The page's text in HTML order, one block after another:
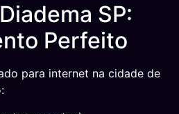
SP:
Perfeito
para internet na cidade de